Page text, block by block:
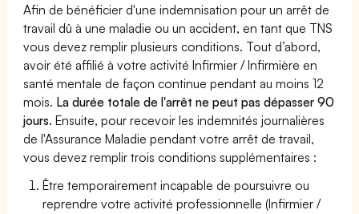
Afin de bénéficier d'une indemnisation pour un arrêt de
travail dû à une maladie ou un accident, en tant que TNS
vous devez remplir plusieurs conditions. Tout d’abord,
avoir été affilié à votre activité Infirmier / Infirmière en
santé mentale de façon continue pendant au moins 12
mois. La durée totale de l'arrêt ne peut pas dépasser 90
jours. Ensuite, pour recevoir les indemnités journalières
de l'Assurance Maladie pendant votre arrêt de travail,
vous devez remplir trois conditions supplémentaires :
Être temporairement incapable de poursuivre ou
reprendre votre activité professionnelle (Infirmier /